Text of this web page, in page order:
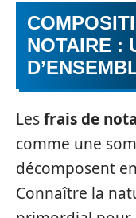
NOTAIRE :
Lesfrais de
comme une
décomposent
Connaître la